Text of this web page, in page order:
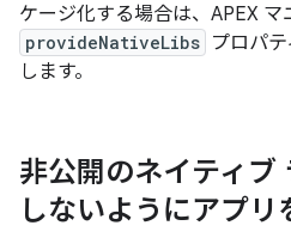
ケージ化する場合は、APEX マ
provideNativeLibs プロパ
します。
非公開のネイティブ
しないようにアプリ